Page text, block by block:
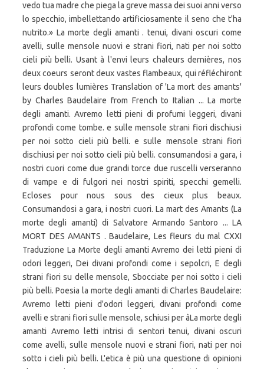
vedo tua madre che piega la greve massa dei suoi anni verso
lo specchio, imbellettando artificiosamente il seno che t'ha
nutrito.» La morte degli amanti . tenui, divani oscuri come
avelli, sulle mensole nuovi e strani fiori, nati per noi sotto
cieli più belli. Usant à l'envi leurs chaleurs dernières, nos
deux coeurs seront deux vastes flambeaux, qui réfléchiront
leurs doubles lumières Translation of 'La mort des amants'
by Charles Baudelaire from French to Italian ... La morte
degli amanti. Avremo letti pieni di profumi leggeri, divani
profondi come tombe. e sulle mensole strani fiori dischiusi
per noi sotto cieli più belli. e sulle mensole strani fiori
dischiusi per noi sotto cieli più belli. consumandosi a gara, i
nostri cuori come due grandi torce due ruscelli verseranno
di vampe e di fulgori nei nostri spiriti, specchi gemelli.
Ecloses pour nous sous des cieux plus beaux.
Consumandosi a gara, i nostri cuori. La mart des Amants (La
morte degli amanti) di Salvatore Armando Santoro ... LA
MORT DES AMANTS . Baudelaire, Les fleurs du mal CXXI
Traduzione La Morte degli amanti Avremo dei letti pieni di
odori leggeri, Dei divani profondi come i sepolcri, E degli
strani fiori su delle mensole, Sbocciate per noi sotto i cieli
più belli. Poesia la morte degli amanti di Charles Baudelaire:
Avremo letti pieni d'odori leggeri, divani profondi come
avelli e strani fiori sulle mensole, schiusi per âLa morte degli
amanti Avremo letti intrisi di sentori tenui, divani oscuri
come avelli, sulle mensole nuovi e strani fiori, nati per noi
sotto i cieli più belli. L'etica è più una questione di opinioni